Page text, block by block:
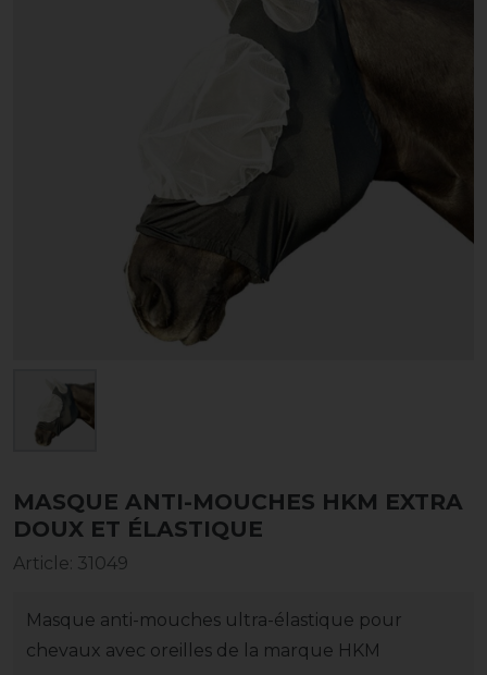
MASQUE ANTI-MOUCHES HKM EXTRA
DOUX ET ÉLASTIQUE
Article: 31049
Masque anti-mouches ultra-élastique pour
chevaux avec oreilles de la marque HKM